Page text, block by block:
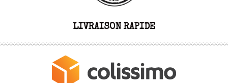
LIVRAISON RAPIDE